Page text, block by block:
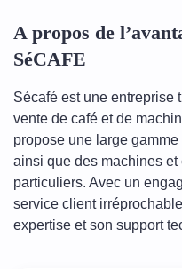
A propos de
SéCAFE
Sécafé est une entreprise
vente de café et de
propose une large
ainsi que des machines
particuliers. Avec un
service client
expertise et son support